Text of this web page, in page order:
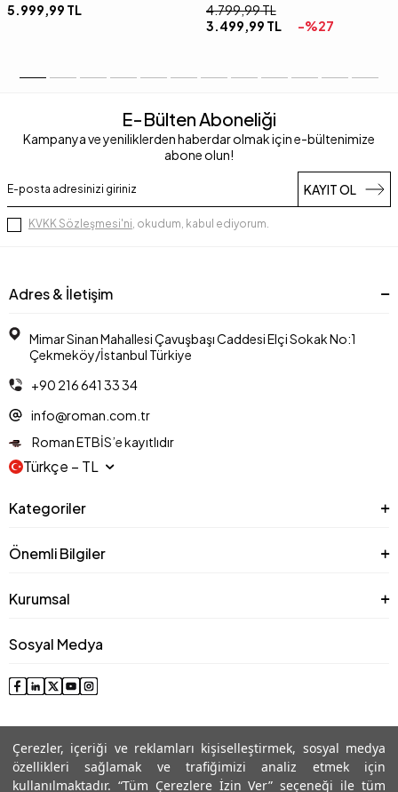
Çerezler, içeriği ve reklamları kişiselleştirmek, sosyal medya
özellikleri sağlamak ve trafiğimizi analiz etmek için
kullanılmaktadır. “Tüm Çerezlere İzin Ver” seçeneği ile tüm
5.999,99 TL 4.799,99TL
3.499,99 TL -%27
E-Bülten Aboneliği
Kampanya ve yeniliklerden haberdar olmak için e-bültenimize
abone olun!
KAYIT OL
KVKK Sözleşmesi'ni , okudum, kabul ediyorum.
Adres & İletişim
Mimar Sinan Mahallesi Çavuşbaşı Caddesi Elçi Sokak No:1
Çekmeköy/İstanbul Türkiye
+90 216 641 33 34
info@roman.com.tr
Roman ETBİS’e kayıtlıdır
Türkçe − TL
Kategoriler
Önemli Bilgiler
Kurumsal
Sosyal Medya